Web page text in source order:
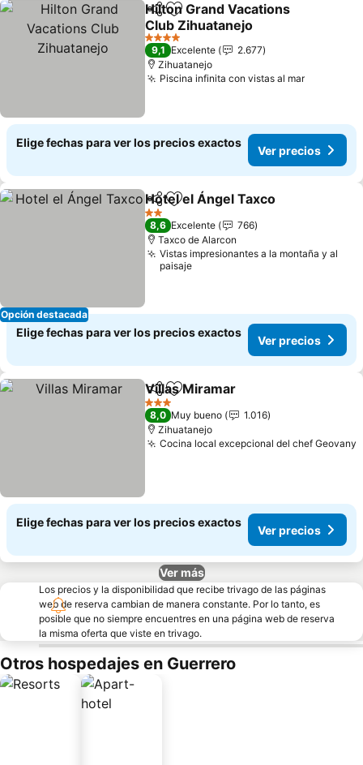
CompartirAgregar a favoritos
Hilton Grand Vacations
Club Zihuatanejo
Ver precios
4 Estrellas
9,1 Excelente
2.677
Zihuatanejo
Piscina infinita con vistas al marVer
Elige fechas para ver los precios exactos
Ver precios
Opción destacada
CompartirAgregar a favoritos
Hotel el Ángel Taxco
2 Estrellas
8,6 Excelente
766
Taxco de Alarcon
Vistas impresionantes a la montaña y al
paisaje
Elige fechas para ver los precios exactos
Ver precios
CompartirAgregar a favoritos
Villas Miramar
3 Estrellas
8,0 Muy bueno
1.016
Zihuatanejo
Cocina local excepcional del chef Geovany
Elige fechas para ver los precios exactos
Ver precios
Ver más
Los precios y la disponibilidad que recibe trivago de las páginas
web de reserva cambian de manera constante. Por lo tanto, es
posible que no siempre encuentres en una página web de reserva
la misma oferta que viste en trivago.
Otros hospedajes en Guerrero